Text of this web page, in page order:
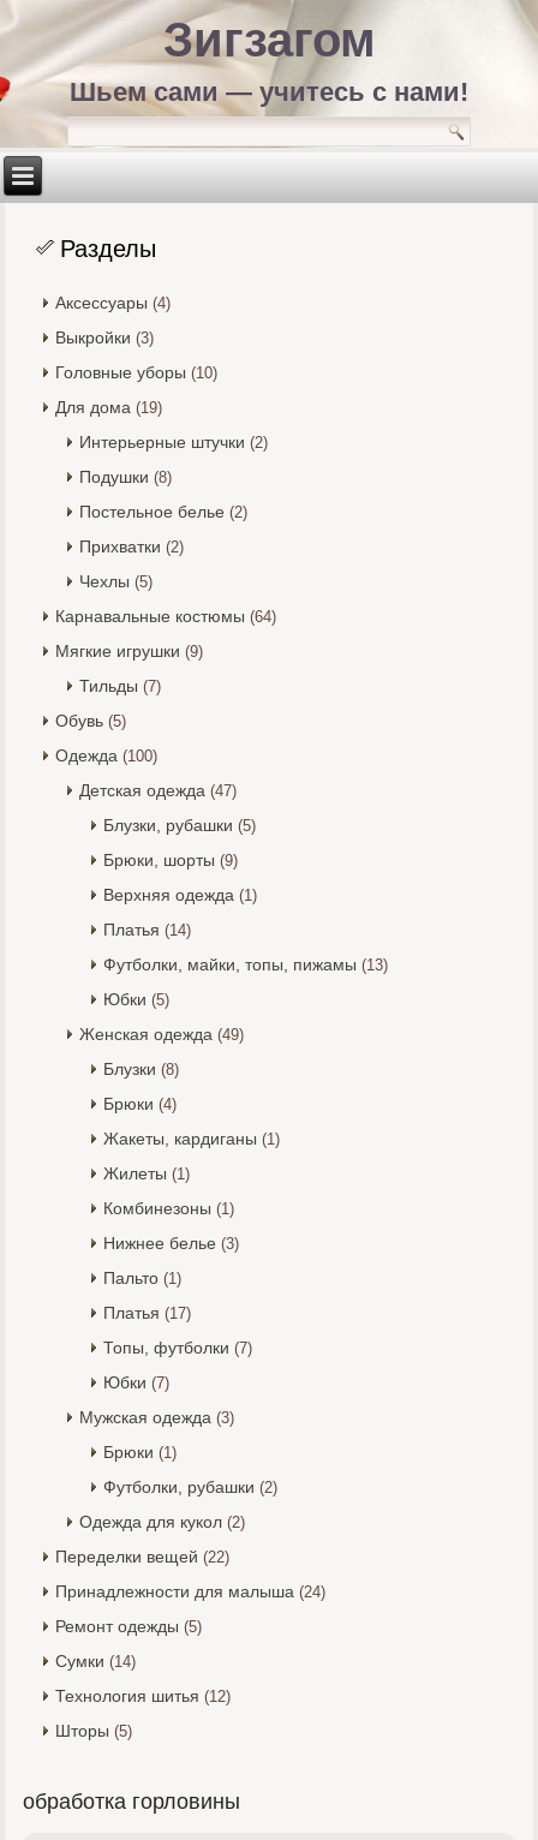
Зигзагом
Шьем сами — учитесь с нами!
Разделы
Аксессуары (4)
Выкройки (3)
Головные уборы (10)
Для дома (19)
Интерьерные штучки (2)
Подушки (8)
Постельное белье (2)
Прихватки (2)
Чехлы (5)
Карнавальные костюмы (64)
Мягкие игрушки (9)
Тильды (7)
Обувь (5)
Одежда (100)
Детская одежда (47)
Блузки, рубашки (5)
Брюки, шорты (9)
Верхняя одежда (1)
Платья (14)
Футболки, майки, топы, пижамы (13)
Юбки (5)
Женская одежда (49)
Блузки (8)
Брюки (4)
Жакеты, кардиганы (1)
Жилеты (1)
Комбинезоны (1)
Нижнее белье (3)
Пальто (1)
Платья (17)
Топы, футболки (7)
Юбки (7)
Мужская одежда (3)
Брюки (1)
Футболки, рубашки (2)
Одежда для кукол (2)
Переделки вещей (22)
Принадлежности для малыша (24)
Ремонт одежды (5)
Сумки (14)
Технология шитья (12)
Шторы (5)
обработка горловины